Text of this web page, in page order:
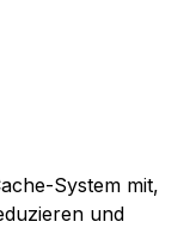
System mit,
und